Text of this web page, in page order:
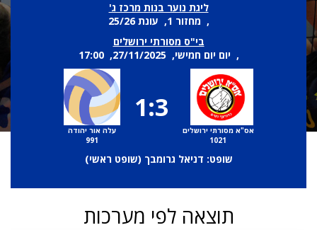
ליגת נוער בנות מרכז ג'
, מחזור 1, עונת 25/26
בי"ס מסורתי ירושלים
, יום יום חמישי, 27/11/2025, 17:00
אס"א מסורתי ירושלים
1021
1:3
עלה אור יהודה
991
שופט: דניאל גרומבך (שופט ראשי)
תוצאה לפי מערכות